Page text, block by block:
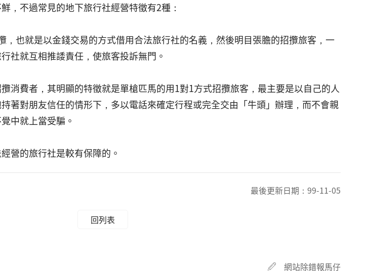
，不過常見的地下旅行社經營特徵有2種：
也就是以金錢交易的方式借用合法旅行社的名義，然後明目張膽的招攬旅客，一
社就互相推諉責任，使旅客投訴無門。
費者，其明顯的特徵就是單槍匹馬的用1對1方式招攬旅客，最主要是以自己的人
著對朋友信任的情形下，多以電話來確定行程或完全交由「牛頭」辦理，而不會親
中就上當受騙。
的旅行社是較有保障的。
最後更新日期： 99-11-05
回列表
網站除錯報馬仔